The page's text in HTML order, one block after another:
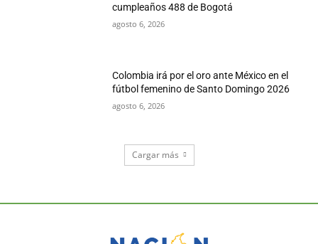
cumpleaños 488 de Bogotá
agosto 6, 2026
Colombia irá por el oro ante México en el
fútbol femenino de Santo Domingo 2026
agosto 6, 2026
Cargar más